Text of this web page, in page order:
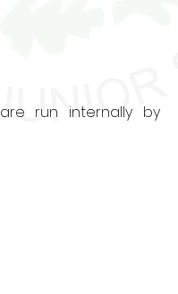
are run internally by